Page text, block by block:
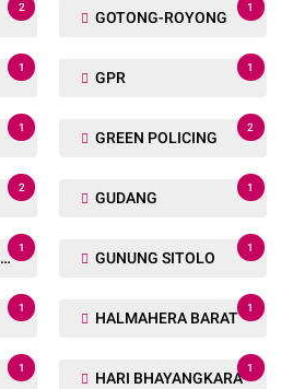
2
GOTONG-ROYONG
1
1
GPR
1
1
GREEN POLICING
2
2
GUDANG
1
1
GUNUNG SITOLO
1
1
HALMAHERA BARAT
1
1
HARI BHAYANGKARA
1